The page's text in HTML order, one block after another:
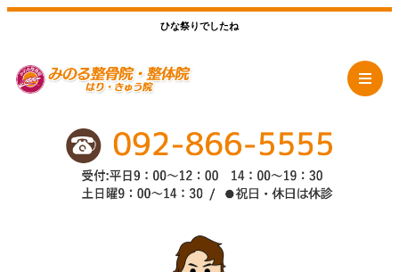
ひな祭りでしたね